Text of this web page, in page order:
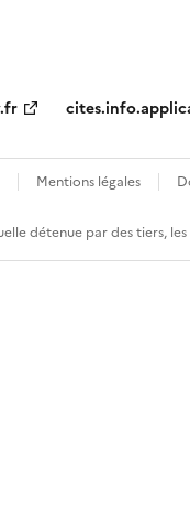
Mentions légales
détenue par des tiers,